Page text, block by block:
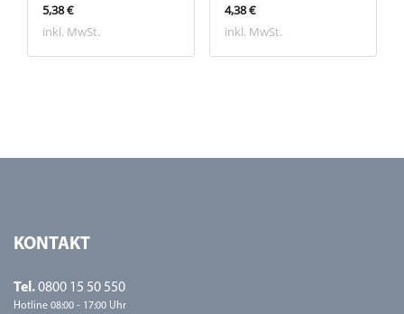
5,38 €
inkl. MwSt.
4,38 €
inkl. MwSt.
KONTAKT
Tel.0800 15 50 550
Hotline 08:00 - 17:00 Uhr